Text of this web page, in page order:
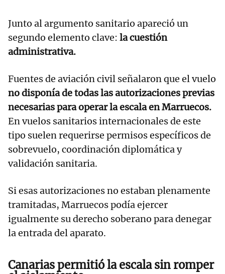
Junto al argumento sanitario apareció un
segundo elemento clave: la cuestión
administrativa.
Fuentes de aviación civil señalaron que el vuelo
no disponía de todas las autorizaciones previas
necesarias para operar la escala en Marruecos.
En vuelos sanitarios internacionales de este
tipo suelen requerirse permisos específicos de
sobrevuelo, coordinación diplomática y
validación sanitaria.
Si esas autorizaciones no estaban plenamente
tramitadas, Marruecos podía ejercer
igualmente su derecho soberano para denegar
la entrada del aparato.
Canarias permitió la escala sin romper